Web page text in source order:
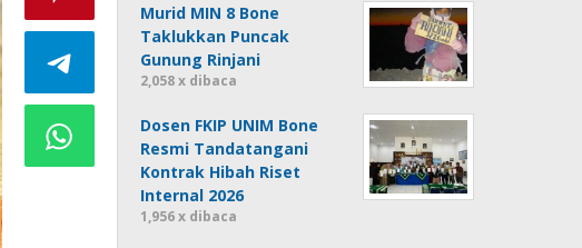
Murid MIN 8 Bone
Taklukkan Puncak
Gunung Rinjani
2,058 x dibaca
Dosen FKIP UNIM Bone
Resmi Tandatangani
Kontrak Hibah Riset
Internal 2026
1,956 x dibaca